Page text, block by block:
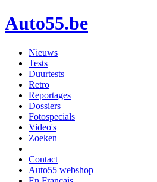
Auto55.be
Nieuws
Tests
Duurtests
Retro
Reportages
Dossiers
Fotospecials
Video's
Zoeken
Contact
Auto55 webshop